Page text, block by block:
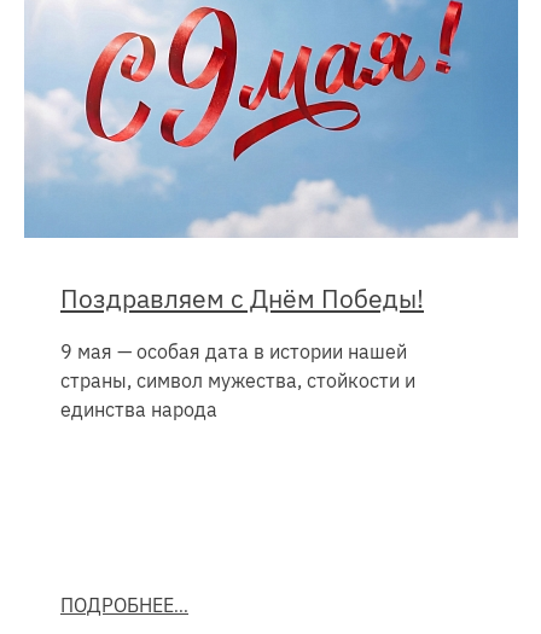
Поздравляем с Днём Победы!
9 мая — особая дата в истории нашей
страны, символ мужества, стойкости и
единства народа
ПОДРОБНЕЕ